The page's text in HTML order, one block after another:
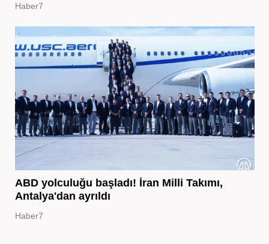
Haber7
ABD yolculuğu başladı! İran Milli Takımı,
Antalya'dan ayrıldı
Haber7